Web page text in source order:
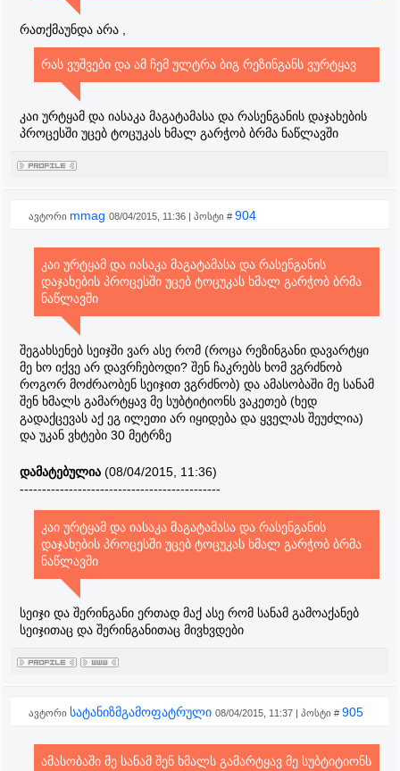
რათქმაუნდა არა ,
რას ვუშვები და ამ ჩემ ულტრა ბიგ რეზინგანს ვურტყავ
კაი ურტყამ და იასაკა მაგატამასა და რასენგანის დაჯახების
პროცესში უცებ ტოცუკას ხმალ გარჭობ ბრმა ნაწლავში
ავტორი mmag 08/04/2015, 11:36 | პოსტი # 904
კაი ურტყამ და იასაკა მაგატამასა და რასენგანის
დაჯახების პროცესში უცებ ტოცუკას ხმალ გარჭობ ბრმა
ნაწლავში
შეგახსენებ სეიჯში ვარ ასე რომ (როცა რეზინგანი დავარტყი
მე ხო იქვე არ დავრჩებოდი? შენ ჩაკრებს ხომ ვგრძნობ
როგორ მოძრაობენ სეიჯით ვგრძნობ) და ამასობაში მე სანამ
შენ ხმალს გამარტყავ მე სუბტიტიონს ვაკეთებ (ხედ
გადაქცევას აქ ეგ ილეთი არ იყიდება და ყველას შეუძლია)
და უკან ვხტები 30 მეტრზე
დამატებულია (08/04/2015, 11:36)
---------------------------------------------
კაი ურტყამ და იასაკა მაგატამასა და რასენგანის
დაჯახების პროცესში უცებ ტოცუკას ხმალ გარჭობ ბრმა
ნაწლავში
სეიჯი და შერინგანი ერთად მაქ ასე რომ სანამ გამოაქანებ
სეიჯითაც და შერინგანითაც მივხვდები
ავტორი სატანიზმგამოფატრული 08/04/2015, 11:37 | პოსტი # 905
ამასობაში მე სანამ შენ ხმალს გამარტყავ მე სუბტიტიონს